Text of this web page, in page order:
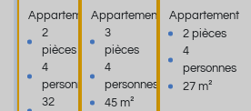
refu
ge
cosy
au
Mon
Appartement
2
pièces
4
personnes
32
ux et
calme
à 5
min. à
pied
Appartement
3
pièces
4
personnes
45 m²
cosy-
Proche
Thermes
- Idéal
Appartement
2 pièces
4
personnes
27 m²